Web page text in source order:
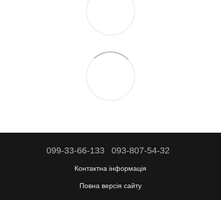
099-33-66-133 093-807-54-32
Контактна інформація
Повна версія сайту